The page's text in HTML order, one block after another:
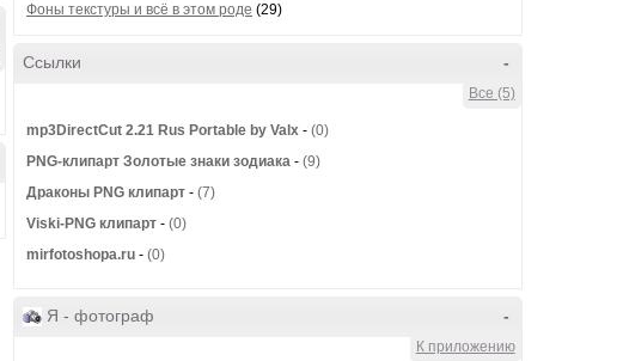
Фоны текстуры и всё в этом роде (29)
-
Ссылки
Все (5)
mp3DirectCut 2.21 Rus Portable by Valx - (0)
PNG-клипарт Золотые знаки зодиака - (9)
Драконы PNG клипарт - (7)
Viski-PNG клипарт - (0)
mirfotoshopa.ru - (0)
-
Я - фотограф
К приложению